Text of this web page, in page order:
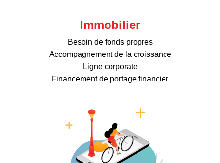
Immobilier
Besoin de fonds propres
Accompagnement de la croissance
Ligne corporate
Financement de portage financier